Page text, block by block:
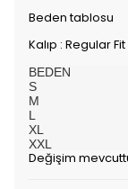
Beden tablosu
Kalıp : Regular Fit
BEDEN
S
M
L
XL
XXL
Değişim